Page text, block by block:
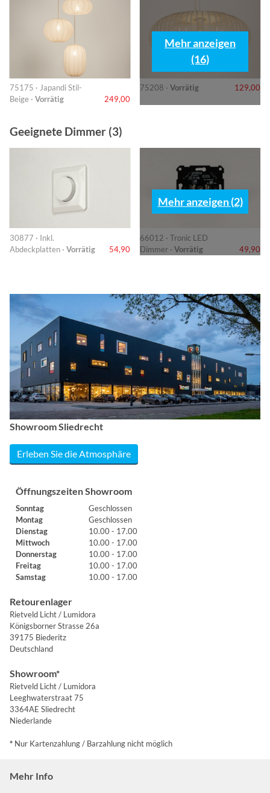
75175 · Japandi Stil-
Beige · Vorrätig 249,00
75208 · Vorrätig 129,00
Mehr anzeigen
(16)
Geeignete Dimmer (3)
30877 · Inkl.
Abdeckplatten · Vorrätig 54,90
66012 · Tronic LED
Dimmer · Vorrätig 49,90
Mehr anzeigen (2)
Showroom Sliedrecht
Erleben Sie die Atmosphäre
Öffnungszeiten Showroom
Sonntag
Geschlossen
Montag
Geschlossen
Dienstag
10.00 - 17.00
Mittwoch
10.00 - 17.00
Donnerstag
10.00 - 17.00
Freitag
10.00 - 17.00
Samstag
10.00 - 17.00
Retourenlager
Rietveld Licht / Lumidora
Königsborner Strasse 26a
39175 Biederitz
Deutschland
Showroom*
Rietveld Licht / Lumidora
Leeghwaterstraat 75
3364AE Sliedrecht
Niederlande
* Nur Kartenzahlung / Barzahlung nicht möglich
Mehr Info